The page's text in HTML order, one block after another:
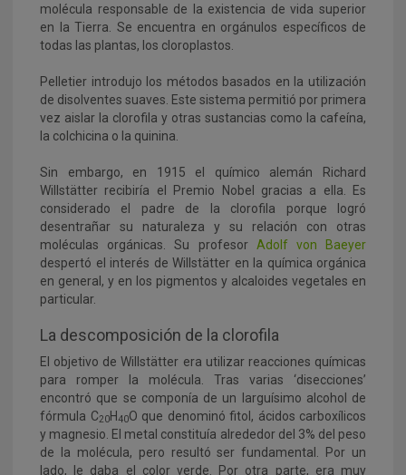
molécula responsable de la existencia de vida superior
en la Tierra. Se encuentra en orgánulos específicos de
todas las plantas, los cloroplastos.
Pelletier introdujo los métodos basados en la utilización
de disolventes suaves. Este sistema permitió por primera
vez aislar la clorofila y otras sustancias como la cafeína,
la colchicina o la quinina.
Sin embargo, en 1915 el químico alemán Richard
Willstätter recibiría el Premio Nobel gracias a ella. Es
considerado el padre de la clorofila porque logró
desentrañar su naturaleza y su relación con otras
moléculas orgánicas. Su profesor Adolf von Baeyer
despertó el interés de Willstätter en la química orgánica
en general, y en los pigmentos y alcaloides vegetales en
particular.
La descomposición de la clorofila
El objetivo de Willstätter era utilizar reacciones químicas
para romper la molécula. Tras varias ‘disecciones’
encontró que se componía de un larguísimo alcohol de
fórmula C20H40O que denominó fitol, ácidos carboxílicos
y magnesio. El metal constituía alrededor del 3% del peso
de la molécula, pero resultó ser fundamental. Por un
lado, le daba el color verde. Por otra parte, era muy